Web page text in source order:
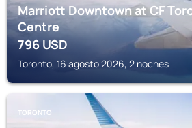
Marriott Downtown at CF
Centre
796USD
Toronto, 16 agosto 2026, 2 noches
TORONTO